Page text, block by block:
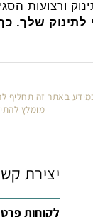
הסביבה,
הסגירה
יצירת קשר